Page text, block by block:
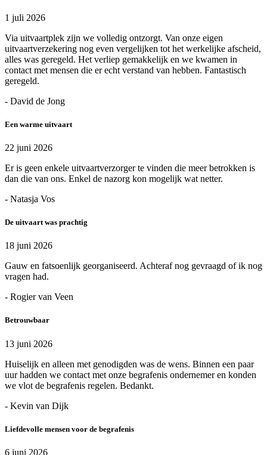
1 juli 2026
Via uitvaartplek zijn we volledig ontzorgt. Van onze eigen
uitvaartverzekering nog even vergelijken tot het werkelijke afscheid,
alles was geregeld. Het verliep gemakkelijk en we kwamen in
contact met mensen die er echt verstand van hebben. Fantastisch
geregeld.
- David de Jong
Een warme uitvaart
22 juni 2026
Er is geen enkele uitvaartverzorger te vinden die meer betrokken is
dan die van ons. Enkel de nazorg kon mogelijk wat netter.
- Natasja Vos
De uitvaart was prachtig
18 juni 2026
Gauw en fatsoenlijk georganiseerd. Achteraf nog gevraagd of ik nog
vragen had.
- Rogier van Veen
Betrouwbaar
13 juni 2026
Huiselijk en alleen met genodigden was de wens. Binnen een paar
uur hadden we contact met onze begrafenis ondernemer en konden
we vlot de begrafenis regelen. Bedankt.
- Kevin van Dijk
Liefdevolle mensen voor de begrafenis
6 juni 2026